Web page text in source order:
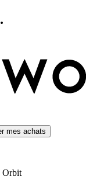
mes achats
Orbit